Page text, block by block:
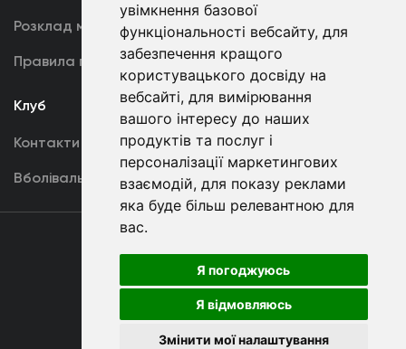
увімкнення базової
функціональності вебсайту, для
забезпечення кращого
користувацького досвіду на
вебсайті, для вимірювання
вашого інтересу до наших
продуктів та послуг і
персоналізації маркетингових
взаємодій, для показу реклами
яка буде більш релевантною для
вас.
Я погоджуюсь
Я відмовляюсь
Змінити мої налаштування
Розклад матчів
Правила поведінки
Перша команда
U19
Клуб
Контакти
Вболівальникам
Угода
користувача
Copyright © ФК «Динамо» Київ